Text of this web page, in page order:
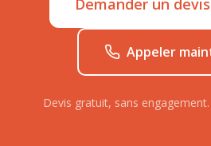
Demander un
Appeler
Devis gratuit, sans